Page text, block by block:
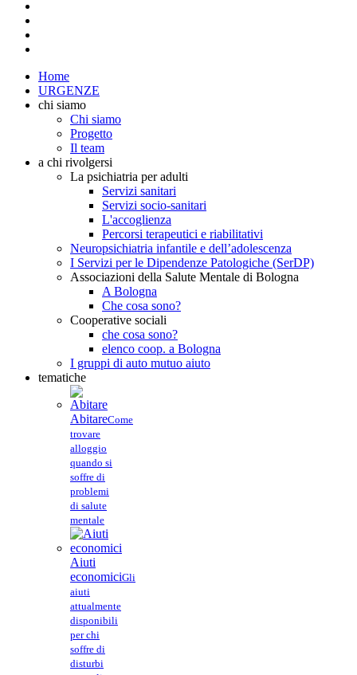
Home
URGENZE
chi siamo
Chi siamo
Progetto
Il team
a chi rivolgersi
La psichiatria per adulti
Servizi sanitari
Servizi socio-sanitari
L'accoglienza
Percorsi terapeutici e riabilitativi
Neuropsichiatria infantile e dell’adolescenza
I Servizi per le Dipendenze Patologiche (SerDP)
Associazioni della Salute Mentale di Bologna
A Bologna
Che cosa sono?
Cooperative sociali
che cosa sono?
elenco coop. a Bologna
I gruppi di auto mutuo aiuto
tematiche
AbitareCome
trovare
alloggio
quando si
soffre di
problemi
di salute
mentale
Aiuti
economiciGli
aiuti
attualmente
disponibili
per chi
soffre di
disturbi